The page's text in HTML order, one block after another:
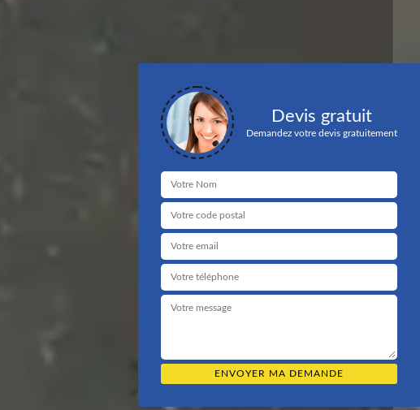
Devis gratuit
Demandez votre devis gratuitement